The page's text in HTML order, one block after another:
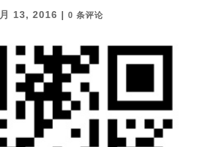
13, 2016 | 0 条评论